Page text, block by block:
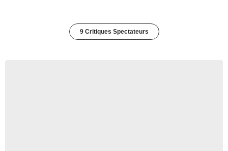
9 Critiques Spectateurs